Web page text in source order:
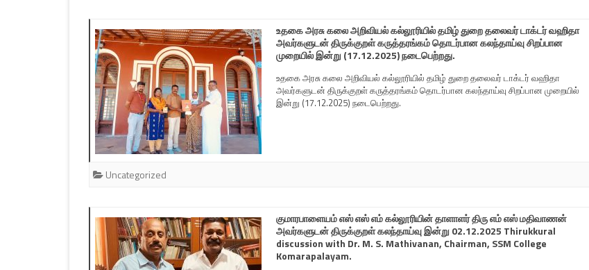
உதகை அரசு கலை அறிவியல் கல்லூரியில் தமிழ் துறை தலைவர் டாக்டர் வஹிதா
அவர்களுடன் திருக்குறள் கருத்தரங்கம் தொடர்பான கலந்தாய்வு சிறப்பான
முறையில் இன்று (17.12.2025) நடைபெற்றது.
உதகை அரசு கலை அறிவியல் கல்லூரியில் தமிழ் துறை தலைவர் டாக்டர் வஹிதா
அவர்களுடன் திருக்குறள் கருத்தரங்கம் தொடர்பான கலந்தாய்வு சிறப்பான முறையில்
இன்று (17.12.2025) நடைபெற்றது.
Uncategorized
குமாரபாளையம் எஸ் எஸ் எம் கல்லூரியின் தாளாளர் திரு எம் எஸ் மதிவாணன்
அவர்களுடன் திருக்குறள் கலந்தாய்வு இன்று 02.12.2025 Thirukkural
discussion with Dr. M. S. Mathivanan, Chairman, SSM College
Komarapalayam.